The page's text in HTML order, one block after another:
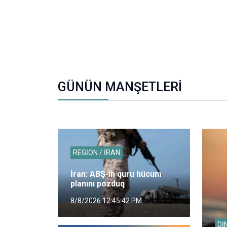
GÜNÜN MANŞETLERİ
REGİON / İRAN
İran: ABŞ-ın quru hücum
planını pozduq
8/8/2026 12:45:42 PM